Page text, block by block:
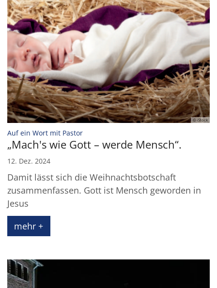
© iStock
Auf ein Wort mit Pastor:
„Mach's wie Gott – werde Mensch“.
12. Dez. 2024
Damit lässt sich die Weihnachtsbotschaft
zusammenfassen. Gott ist Mensch geworden in
Jesus
mehr +